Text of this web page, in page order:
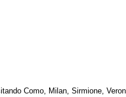
Como, Milan, Sirmione,